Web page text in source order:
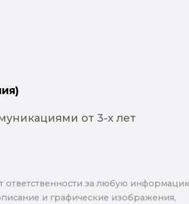
от 3-х лет
ответственности за любую
и графические изображения,